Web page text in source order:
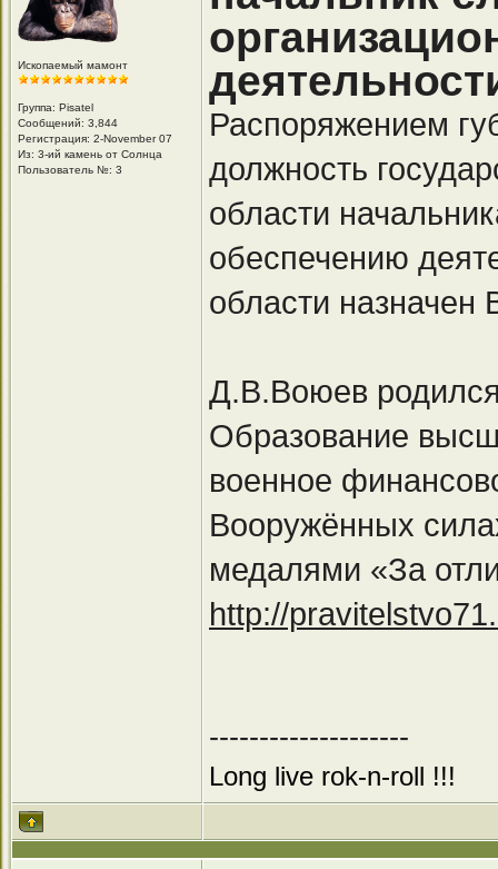
Ископаемый мамонт
Группа: Pisatel
Сообщений: 3,844
Регистрация: 2-November 07
Из: 3-ий камень от Солнца
Пользователь №: 3
Распоряжением
должность
области
обеспечению
области
Д.В.Воюев родился
Образование
военное
Вооружённых
медалями «За
http://
--------------------
Long live rok-n-roll !!!